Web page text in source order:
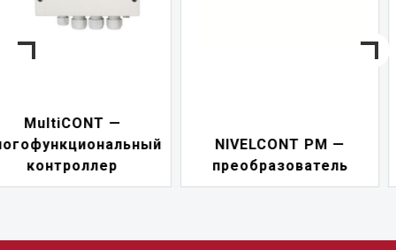
NIVELCONT PM —
преобразователь
переключатель